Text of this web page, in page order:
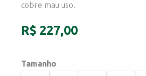
cobre mau uso.
R$ 227,00
Tamanho